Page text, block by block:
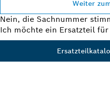
Weiter
Nein, die Sachnummer
Ich möchte ein Ersatzteil